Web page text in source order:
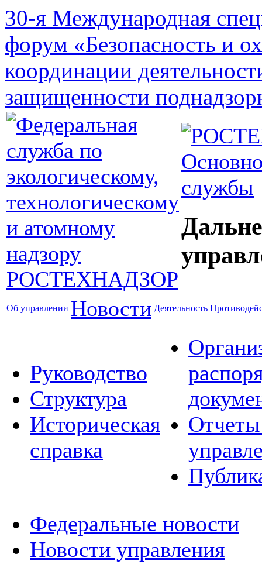
30-я Международная
форум «Безопасность и
координации
защищенности
службы
Об управлении Новости Деятельность
Руководство
Структура
Историческая
справка
Отчеты
Федеральные новости
Новости управления